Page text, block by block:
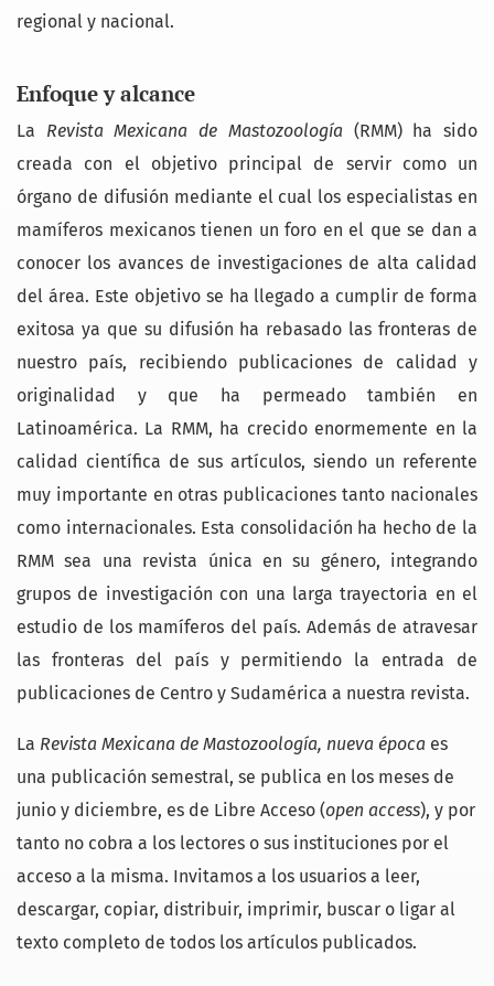
regional y nacional.
Enfoque y alcance
La Revista Mexicana de Mastozoología(RMM) ha sido
creada con el objetivo principal de servir como un
órgano de difusión mediante el cual los especialistas en
mamíferos mexicanos tienen un foro en el que se dan a
conocer los avances de investigaciones de alta calidad
del área. Este objetivo se ha llegado a cumplir de forma
exitosa ya que su difusión ha rebasado las fronteras de
nuestro país, recibiendo publicaciones de calidad y
originalidad y que ha permeado también en
Latinoamérica. La RMM, ha crecido enormemente en la
calidad científica de sus artículos, siendo un referente
muy importante en otras publicaciones tanto nacionales
como internacionales. Esta consolidación ha hecho de la
RMM sea una revista única en su género, integrando
grupos de investigación con una larga trayectoria en el
estudio de los mamíferos del país. Además de atravesar
las fronteras del país y permitiendo la entrada de
publicaciones de Centro y Sudamérica a nuestra revista.
La Revista Mexicana de Mastozoología, nueva época es
una publicación semestral, se publica en los meses de
junio y diciembre, es de Libre Acceso (open access), y por
tanto no cobra a los lectores o sus instituciones por el
acceso a la misma. Invitamos a los usuarios a leer,
descargar, copiar, distribuir, imprimir, buscar o ligar al
texto completo de todos los artículos publicados.